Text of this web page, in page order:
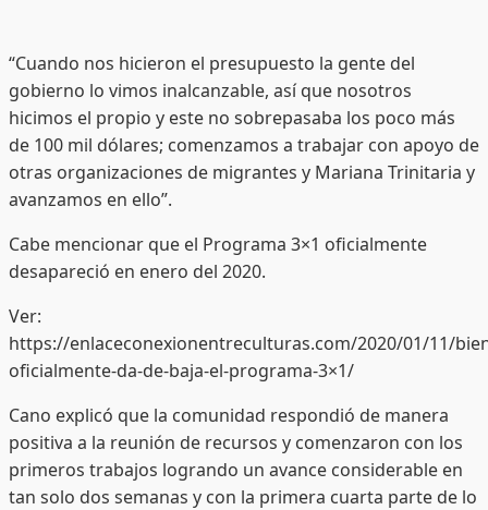
“Cuando nos hicieron el presupuesto la gente del
gobierno lo vimos inalcanzable, así que nosotros
hicimos el propio y este no sobrepasaba los poco más
de 100 mil dólares; comenzamos a trabajar con apoyo de
otras organizaciones de migrantes y Mariana Trinitaria y
avanzamos en ello”.
Cabe mencionar que el Programa 3×1 oficialmente
desapareció en enero del 2020.
Ver:
https://enlaceconexionentreculturas.com/2020/01/11/
oficialmente-da-de-baja-el-programa-3×1/
Cano explicó que la comunidad respondió de manera
positiva a la reunión de recursos y comenzaron con los
primeros trabajos logrando un avance considerable en
tan solo dos semanas y con la primera cuarta parte de lo